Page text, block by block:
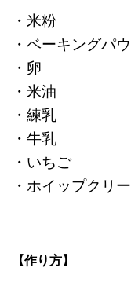
・米粉
・ベーキング
・卵
・米
・練
・牛乳
・いち
・ホイップク
【作り方】